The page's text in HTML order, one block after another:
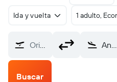
Ida y vuelta 1 adulto,
Origen Angora Esenboga (ESB)
Buscar